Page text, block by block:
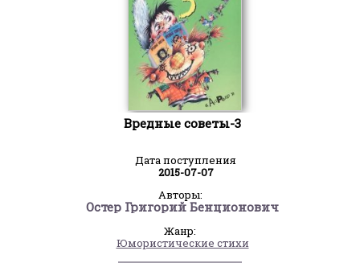
Вредные советы-3
Дата поступления
2015-07-07
Авторы:
Остер Григорий Бенционович
Жанр:
Юмористические стихи